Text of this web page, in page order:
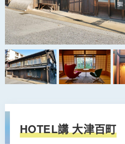
HOTEL講 大津百町